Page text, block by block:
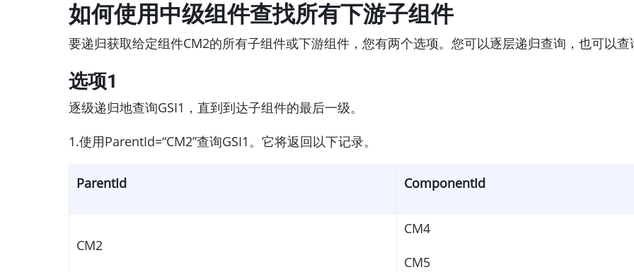
如何使用中级组件查找所有下游子组件
要递归获取给定组件CM2的所有子组件或下游组件，您有两个选项。您可以逐层递归查询，也可以查
选项1
逐级递归地查询GSI1，直到到达子组件的最后一级。
1.使用ParentId=“CM2”查询GSI1。它将返回以下记录。
ParentId ComponentId
CM2
CM4
CM5